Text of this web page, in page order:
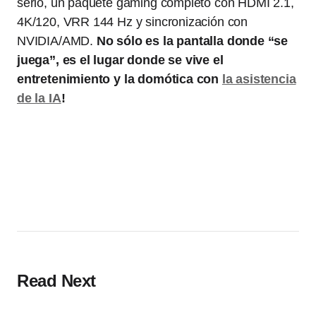
serio, un paquete gaming completo con HDMI 2.1,
4K/120, VRR 144 Hz y sincronización con
NVIDIA/AMD. No sólo es la pantalla donde “se
juega”, es el lugar donde se vive el
entretenimiento y la domótica con la asistencia
de la IA!
Read Next